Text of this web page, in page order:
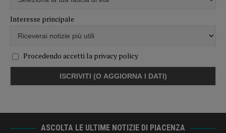
Interesse principale
Procedendo accetti la privacy policy
ASCOLTA LE ULTIME NOTIZIE DI PIACENZA